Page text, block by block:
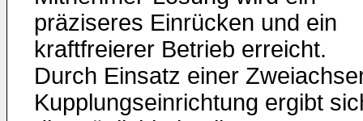
präziseres Einrücken und ein
kraftfreierer Betrieb erreicht.
Durch Einsatz einer
Kupplungseinrichtung ergibt